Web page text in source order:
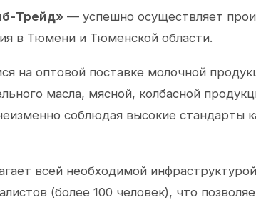
Трейд» — успешно осуществляет
в Тюмени и Тюменской области.
на оптовой поставке молочной
масла, мясной, колбасной
соблюдая высокие стандарты
всей необходимой
(более 100 человек), что